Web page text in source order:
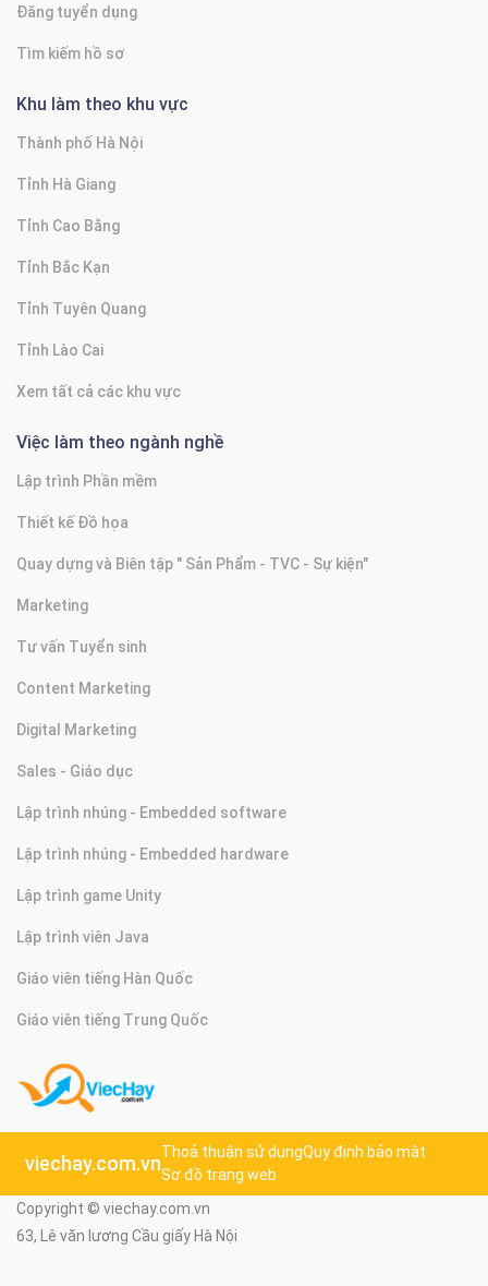
Đăng tuyển dụng
Tìm kiếm hồ sơ
Khu làm theo khu vực
Thành phố Hà Nội
Tỉnh Hà Giang
Tỉnh Cao Bằng
Tỉnh Bắc Kạn
Tỉnh Tuyên Quang
Tỉnh Lào Cai
Xem tất cả các khu vực
Việc làm theo ngành nghề
Lập trình Phần mềm
Thiết kế Đồ họa
Quay dựng và Biên tập " Sản Phẩm - TVC - Sự kiện"
Marketing
Tư vấn Tuyển sinh
Content Marketing
Digital Marketing
Sales - Giáo dục
Lập trình nhúng - Embedded software
Lập trình nhúng - Embedded hardware
Lập trình game Unity
Lập trình viên Java
Giáo viên tiếng Hàn Quốc
Giáo viên tiếng Trung Quốc
viechay.com.vn
Thoả thuận sử dụngQuy định bảo mật
Sơ đồ trang web
Copyright © viechay.com.vn
63, Lê văn lương Cầu giấy Hà Nội